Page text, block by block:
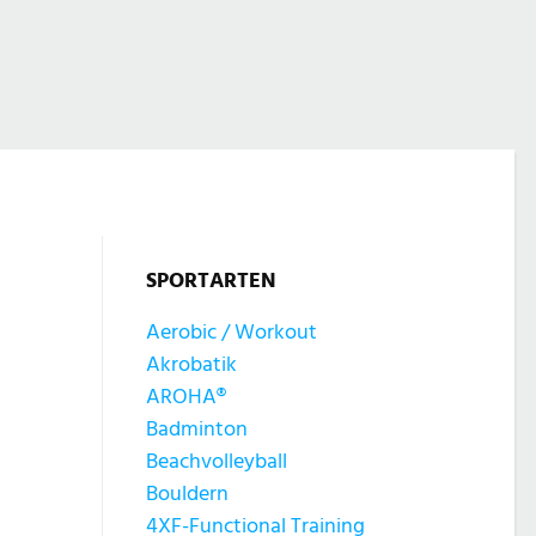
SPORTARTEN
Aerobic / Workout
Akrobatik
AROHA®
Badminton
Beachvolleyball
Bouldern
4XF-Functional Training